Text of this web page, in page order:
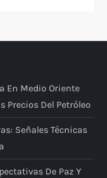
En Medio Oriente
Precios Del Petróleo
Señales Técnicas
De Paz Y